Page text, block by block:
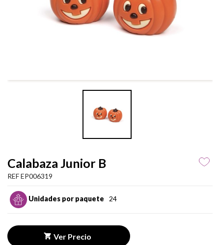
Calabaza Junior B
REF EP006319
Unidades por paquete 24
Ver Precio